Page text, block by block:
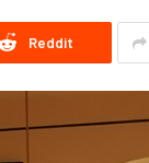
Reddit